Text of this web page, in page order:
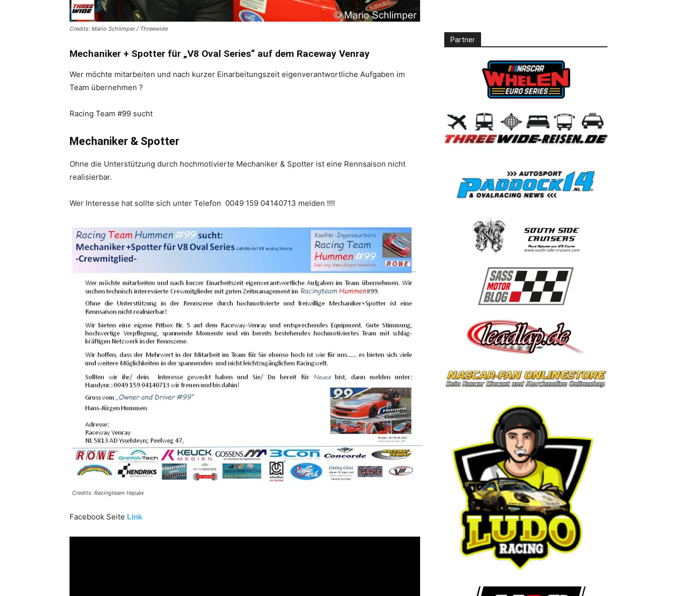
Credits: Mario Schlimper / Threewide
Mechaniker + Spotter für „V8 Oval Series“ auf dem Raceway Venray
Wer möchte mitarbeiten und nach kurzer Einarbeitungszeit eigenverantwortliche Aufgaben im
Team übernehmen ?
Racing Team #99 sucht
Mechaniker & Spotter
Ohne die Unterstützung durch hochmotivierte Mechaniker & Spotter ist eine Rennsaison nicht
realisierbar.
Wer Interesse hat sollte sich unter Telefon 0049 159 04140713 melden !!!!
Credits: Racingteam Hajuex
Facebook Seite Link
Partner